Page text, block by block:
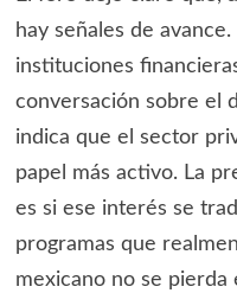
hay señales de
instituciones
conversación sobre el
indica que el sector
papel más activo. La
es si ese interés se
programas que
mexicano no se pierda